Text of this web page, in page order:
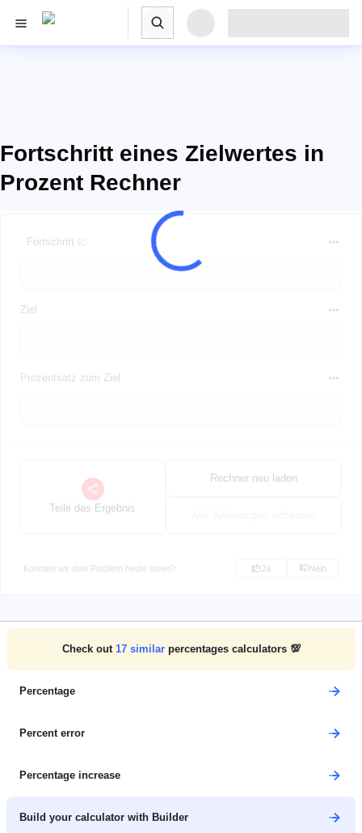
Fortschritt eines Zielwertes in
Prozent Rechner
Fortschritt 📈
Ziel
Prozentsatz zum Ziel
Teile das Ergebnis
Rechner neu laden
Konnten wir dein Problem heute lösen? Ja Nein
Check out 17similar percentages calculators 💯
Percentage
Percent error
Percentage increase
Build your calculator with Builder